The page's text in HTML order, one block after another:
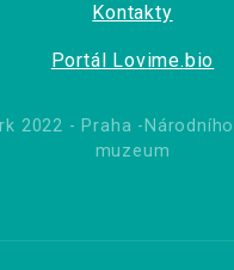
Kontakty
Portál Lovime.bio
2022 - Praha -
muzeum